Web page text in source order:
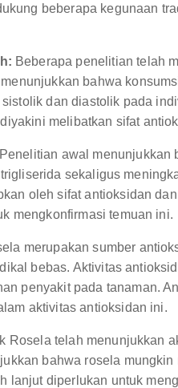
beberapa kegunaan
Beberapa penelitian telah
bahwa
dan diastolik pada
melibatkan sifat
Penelitian awal menunjukkan
sekaligus
oleh sifat antioksidan
mengkonfirmasi temuan ini.
merupakan sumber
bebas. Aktivitas
penyakit pada tanaman.
aktivitas antioksidan ini.
Rosela telah menunjukkan
bahwa rosela
lanjut diperlukan untuk